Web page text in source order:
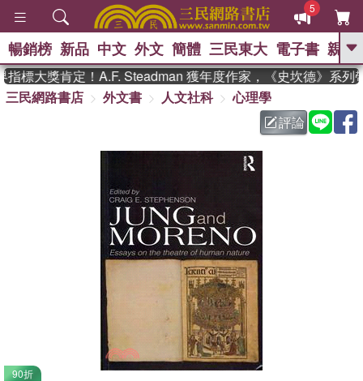
5
GO
熱搜： 東野圭吾 、 高希均教授回憶錄
父親節 、 如果歷
暑期推薦 、 國際布克
獎 臺灣漫遊錄 、 方念華
數學女孩：黎曼猜想
暢銷榜 新品 中文 外文 簡體 三民東大 電子書 親子
標大獎肯定！A.F. Steadman 獲年度作家，《史坎德》系列帶
三民網路書店
外文書 人文社科
心理學
評論
90折